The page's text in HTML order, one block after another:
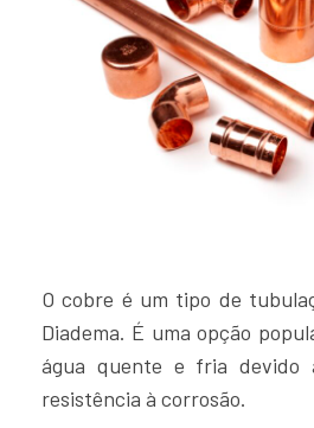
O cobre é um tipo de
Diadema. É uma opção
água quente e fria devido
resistência à corrosão.